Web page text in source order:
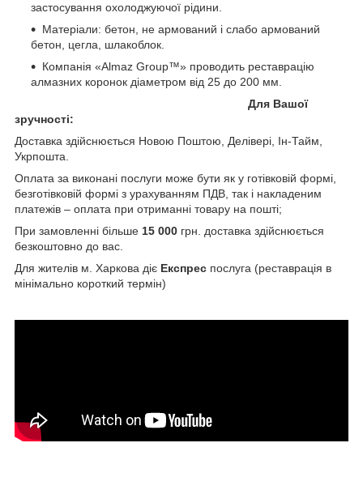
застосування охолоджуючої рідини.
Матеріали: бетон, не армований і слабо армований
бетон, цегла, шлакоблок.
Компанія «Almaz Group™» проводить реставрацію
алмазних коронок діаметром від 25 до 200 мм.
Для Вашої
зручності:
Доставка здійснюється Новою Поштою, Делівері, Ін-Тайм,
Укрпошта.
Оплата за виконані послуги може бути як у готівковій формі,
безготівковій формі з урахуванням ПДВ, так і накладеним
платежів – оплата при отриманні товару на пошті;
При замовленні більше 15 000 грн. доставка здійснюється
безкоштовно до вас.
Для жителів м. Харкова діє Експрес послуга (реставрація в
мінімально короткий термін)